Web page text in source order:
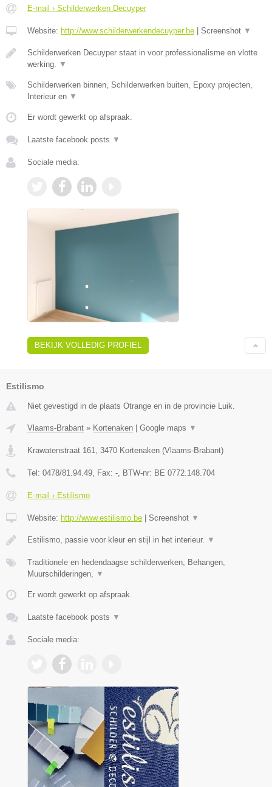
E-mail › Schilderwerken Decuyper
Website: http://www.schilderwerkendecuyper.be | Screenshot ▼
Schilderwerken Decuyper staat in voor professionalisme en vlotte
werking.
▼
Schilderwerken binnen, Schilderwerken buiten, Epoxy projecten,
Interieur en ▼
Er wordt gewerkt op afspraak.
Laatste facebook posts ▼
Sociale media:
BEKIJK VOLLEDIG PROFIEL
Estilismo
Niet gevestigd in de plaats Otrange en in de provincie Luik.
Vlaams-Brabant » Kortenaken Google maps ▼
Krawatenstraat 161, 3470 Kortenaken (Vlaams-Brabant)
Tel: 0478/81.94.49, Fax: -, BTW-nr: BE 0772.148.704
E-mail › Estilismo
Website: http://www.estilismo.be Screenshot ▼
Estilismo, passie voor kleur en stijl in het interieur. ▼
Traditionele en hedendaagse schilderwerken, Behangen,
Muurschilderingen, ▼
Er wordt gewerkt op afspraak.
Laatste facebook posts ▼
Sociale media: